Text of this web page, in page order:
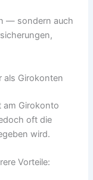
— sondern auch
als Girokonten
am Girokonto
oft die
wird.
Vorteile: